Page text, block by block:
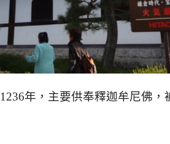
1236年，主要供奉釋迦牟尼佛，